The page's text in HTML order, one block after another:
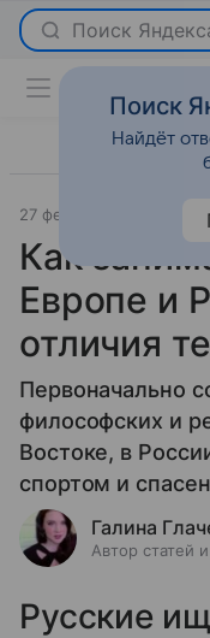
Поиск
27 февраля 2021
Как
Европе и
отличия
Первоначально
философских и
Востоке, в
спортом и
Галина
Автор статей
Русские
Поиск
Найдёт